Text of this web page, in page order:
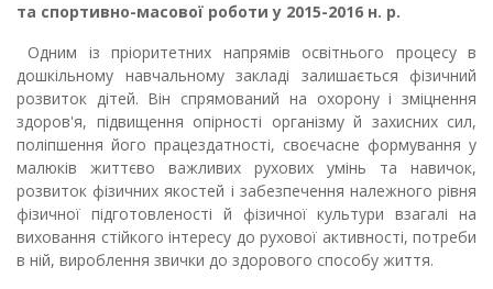
та спортивно-масової роботи у 2015-2016 н. р.
Одним із пріоритетних напрямів освітнього процесу в
дошкільному навчальному закладі залишається фізичний
розвиток дітей. Він спрямований на охорону і зміцнення
здоров'я, підвищення опірності організму й захисних сил,
поліпшення його працездатності, своєчасне формування у
малюків життєво важливих рухових умінь та навичок,
розвиток фізичних якостей і забезпечення належного рівня
фізичної підготовленості й фізичної культури взагалі на
виховання стійкого інтересу до рухової активності, потреби
в ній, вироблення звички до здорового способу життя.